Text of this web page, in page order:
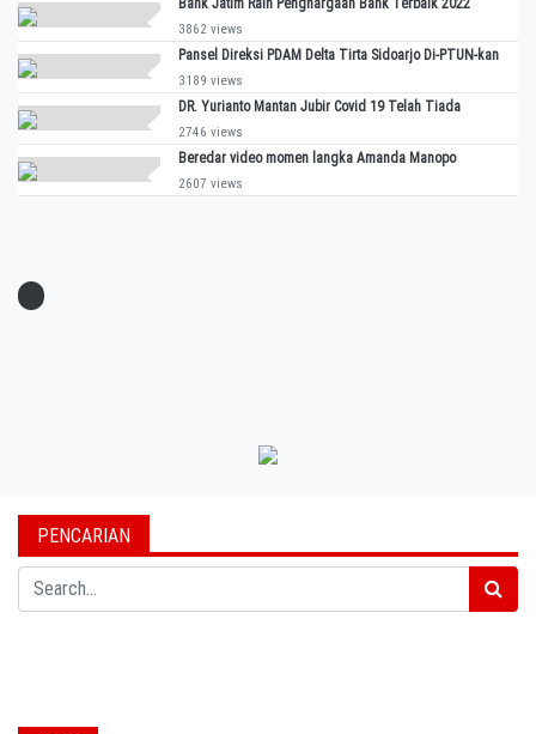
Bank Jatim Raih Penghargaan Bank Terbaik 2022
3862 views
Pansel Direksi PDAM Delta Tirta Sidoarjo Di-PTUN-kan
3189 views
DR. Yurianto Mantan Jubir Covid 19 Telah Tiada
2746 views
Beredar video momen langka Amanda Manopo
2607 views
PENCARIAN
Search